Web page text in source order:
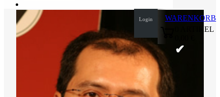
Login
WARENKORB
ARTIKEL
✔